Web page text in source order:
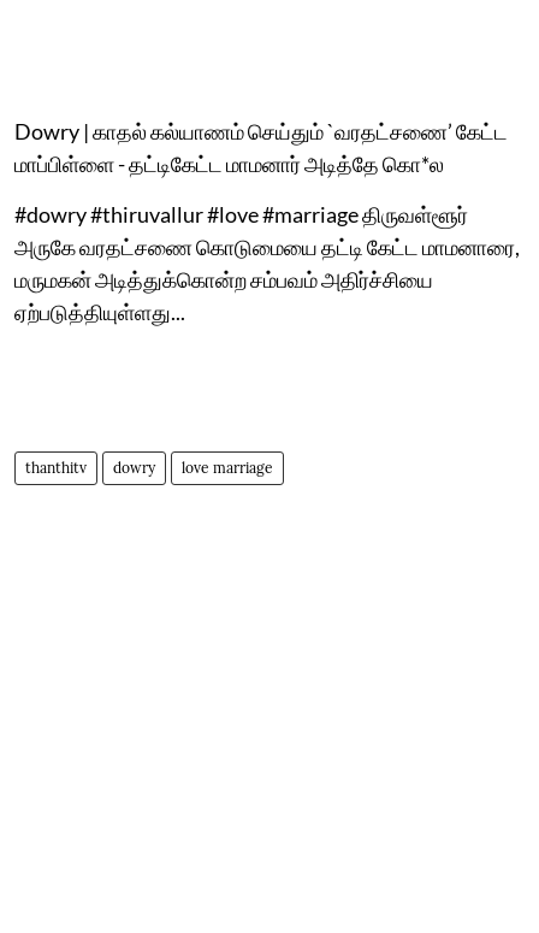
Dowry | காதல் கல்யாணம் செய்தும் `வரதட்சணை’ கேட்ட
மாப்பிள்ளை - தட்டிகேட்ட மாமனார் அடித்தே கொ*ல
#dowry #thiruvallur #love #marriage திருவள்ளூர்
அருகே வரதட்சணை கொடுமையை தட்டி கேட்ட மாமனாரை,
மருமகன் அடித்துக்கொன்ற சம்பவம் அதிர்ச்சியை
ஏற்படுத்தியுள்ளது...
thanthitv dowry love marriage